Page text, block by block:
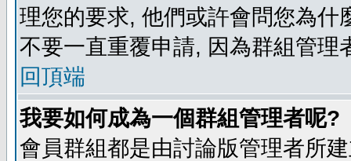
理您的要求, 他們或許會問您為
不要一直重覆申請, 因為群組管理
回頂端
我要如何成為一個群組管理者呢?
會員群組都是由討論版管理者所